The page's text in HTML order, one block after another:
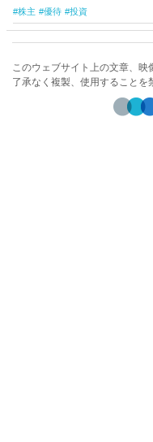
株主
優待 投資
このウェブサイト上の文章、
了承なく複製、使用することを